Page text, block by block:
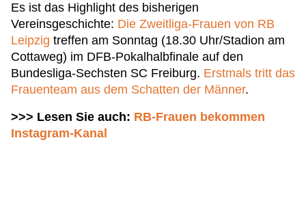
Es ist das Highlight des bisherigen
Vereinsgeschichte: Die Zweitliga-Frauen von RB
Leipzig treffen am Sonntag (18.30 Uhr/Stadion am
Cottaweg) im DFB-Pokalhalbfinale auf den
Bundesliga-Sechsten SC Freiburg. Erstmals tritt das
Frauenteam aus dem Schatten der Männer.
>>> Lesen Sie auch: RB-Frauen bekommen
Instagram-Kanal